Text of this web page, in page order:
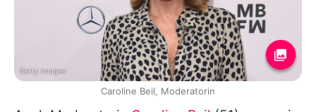
Getty Images
Caroline Beil, Moderatorin